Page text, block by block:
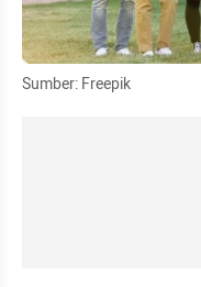
Sumber: Freepik